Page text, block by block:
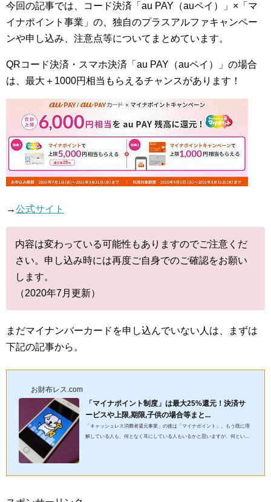
今回の記事では、コード決済「au PAY（auペイ）」×「マ
イナポイント事業」の、独自のプラスアルファキャンペー
ンや申し込み、注意点等についてまとめています。
QRコード決済・スマホ決済「au PAY（auペイ）」の場合
は、最大＋1000円相当もらえるチャンスがあります！
→公式サイト
内容は変わっている可能性もありますのでご注意くだ
さい。申し込み時には再度ご自身でのご確認をお願い
します。
（2020年7月更新）
まだマイナンバーカードを申し込んでいない人は、まずは
下記の記事から。
お財布レス.com
「マイナポイント制度」は最大25%還元！決済サ
ービスや上限,期限,子供の場合等まと...
「キャッシュレス消費者還元事業」の後は「マイナポイント」。もう既に理
解している人も、何となく耳にしている人もいるかと思いますが、何といっ